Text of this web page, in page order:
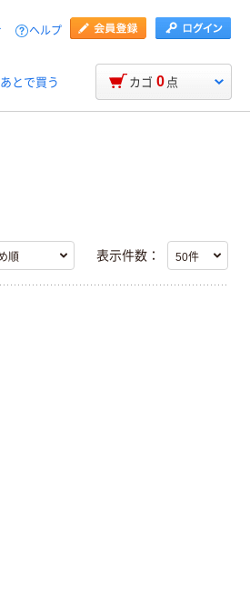
ヘルプ
あとで買う カゴ 0 点
表示件数：